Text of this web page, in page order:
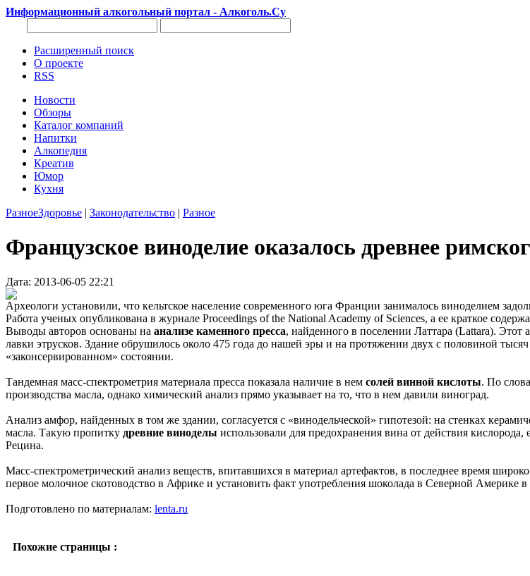
Информационный алкогольный портал - Алкоголь.Су
Расширенный поиск
О проекте
RSS
Новости
Обзоры
Каталог компаний
Напитки
Алкопедия
Креатив
Юмор
Кухня
РазноеЗдоровье | Законодательство | Разное
Французское виноделие оказалось древнее
Дата: 2013-06-05 22:21
Археологи установили, что кельтское население современного юга Франции занималось виноделием
Работа ученых опубликована в журнале Proceedings of the National Academy of Sciences, а ее краткое
Выводы авторов основаны на анализе каменного пресса, найденного в поселении Латтара (Lattara).
лавки этрусков. Здание обрушилось около 475 года до нашей эры и на протяжении двух с половиной
«законсервированном» состоянии.
Тандемная масс-спектрометрия материала пресса показала наличие в нем солей винной кислоты. По
производства масла, однако химический анализ прямо указывает на то, что в нем давили виноград.
Анализ амфор, найденных в том же здании, согласуется с «винодельческой» гипотезой: на стенках
масла. Такую пропитку древние виноделы использовали для предохранения вина от действия
Рецина.
Масс-спектрометрический анализ веществ, впитавшихся в материал артефактов, в последнее время
первое молочное скотоводство в Африке и установить факт употребления шоколада в Северной Америке
Подготовлено по материалам: lenta.ru
Похожие страницы :